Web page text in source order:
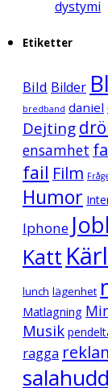
dystymi
Etiketter
Bild Bilder
bredband daniel
Dejting
ensamhet
fail Film
Humor
Iphone
Katt
lunch lägenhet
Matlagning
Musik
ragga